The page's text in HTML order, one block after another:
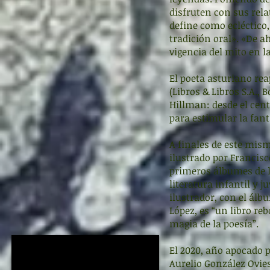
disfruten con sus
define como
tradición oral». «De
vigencia del mito en
El poeta asturiano
(Libros & Libros S.A.,
Hillman: desde el
para estimular la
A finales de este
ilustrado por
primeros álbumes de
literatura infantil y
ilustrador, con el
López, es “un libro
magia de la poesía”.
El 2020, año
Aurelio González